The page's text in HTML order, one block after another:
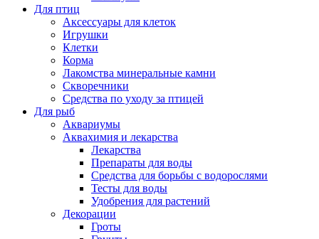
Для птиц
Аксессуары для клеток
Игрушки
Клетки
Корма
Лакомства минеральные камни
Скворечники
Средства по уходу за птицей
Для рыб
Аквариумы
Аквахимия и лекарства
Лекарства
Препараты для воды
Средства для борьбы с водорослями
Тесты для воды
Удобрения для растений
Декорации
Гроты